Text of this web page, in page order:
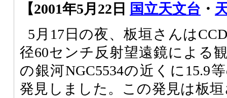
【2001年5月22日 国立天文台 ・
5月17日の夜、板垣さんは
径60センチ反射望遠鏡による
の銀河NGC5534の近くに15.9
発見しました。この発見は板